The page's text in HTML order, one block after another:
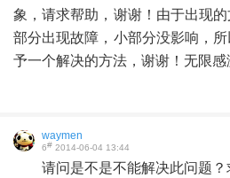
象，请求帮助，谢谢！由于出现
部分出现故障，小部分没影响，
予一个解决的方法，谢谢！无限感
waymen
6# 2014-06-04 13:44
请问是不是不能解决此问题